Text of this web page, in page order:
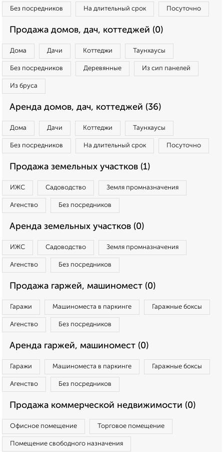
Без посредников На длительный срок Посуточно
Продажа домов, дач, коттеджей (0)
Дома Дачи Коттеджи Таунхаусы
Без посредников Деревянные Из сип панелей
Из бруса
Аренда домов, дач, коттеджей (36)
Дома Дачи Коттеджи Таунхаусы
Без посредников На длительный срок Посуточно
Продажа земельных участков (1)
ИЖС Садоводство Земля промназначения
Агенство Без посредников
Аренда земельных участков (0)
ИЖС Садоводство Земля промназначения
Агенство Без посредников
Продажа гаржей, машиномест (0)
Гаражи Машиноместа в паркинге Гаражные боксы
Агенство Без посредников
Аренда гаржей, машиномест (0)
Гаражи Машиноместа в паркинге Гаражные боксы
Агенство Без посредников
Продажа коммерческой недвижимости (0)
Офисное помещение Торговое помещение
Помещение свободного назначения